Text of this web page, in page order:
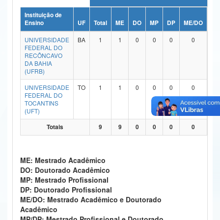
Ministério da Ciência, Tecnologia, Inovações e Comunicações
Ministério do Meio Ambiente
Ministério do Turismo
Ministério do Desenvolvimento Regional
Controladoria-Geral da União
Ministério da Mulher, da Família e dos Direitos Humanos
Gabinete de Segurança Institucional
Advocacia-Geral da União
Banco Central do Brasil
Instituição de
Ensino
UF Total ME DO MP DP ME/DO
UNIVERSIDADE
FEDERAL DO
RECÔNCAVO
DA BAHIA
(UFRB)
BA 1 1 0 0 0 0
UNIVERSIDADE
FEDERAL DO
TOCANTINS
(UFT)
TO 1 1 0 0 0 0
Totais 9 9 0 0 0 0
ME: Mestrado Acadêmico
DO: Doutorado Acadêmico
MP: Mestrado Profissional
DP: Doutorado Profissional
ME/DO: Mestrado Acadêmico e Doutorado
Acadêmico